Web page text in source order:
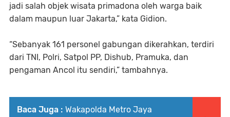
jadi salah objek wisata primadona oleh warga baik
dalam maupun luar Jakarta,” kata Gidion.
“Sebanyak 161 personel gabungan dikerahkan, terdiri
dari TNI, Polri, Satpol PP, Dishub, Pramuka, dan
pengaman Ancol itu sendiri,” tambahnya.
Baca Juga : Wakapolda Metro Jaya